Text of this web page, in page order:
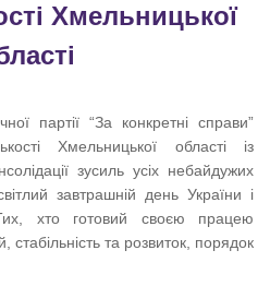
Хмельницької
партії “За конкретні справи”
Хмельницької області із
зусиль усіх небайдужих
завтрашній день України і
хто готовий своєю працею
стабільність та розвиток, порядок